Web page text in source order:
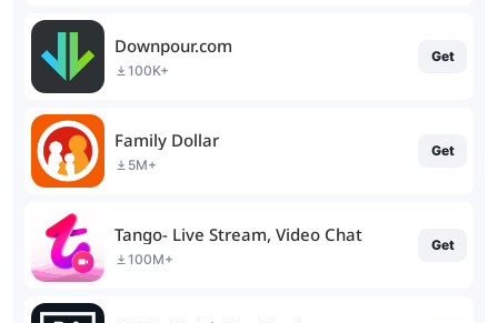
Downpour.com
100K+
Get
Family Dollar
5M+
Get
Tango- Live Stream, Video Chat
100M+
Get